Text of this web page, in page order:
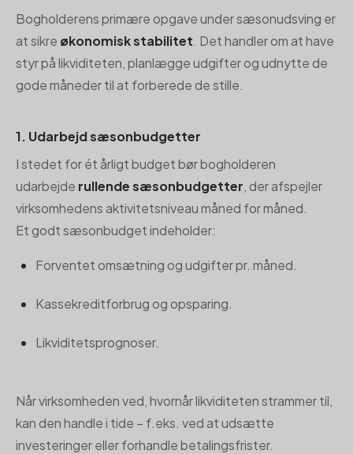
Bogholderens primære opgave under sæsonudsving er
at sikre økonomisk stabilitet. Det handler om at have
styr på likviditeten, planlægge udgifter og udnytte de
gode måneder til at forberede de stille.
1. Udarbejd sæsonbudgetter
I stedet for ét årligt budget bør bogholderen
udarbejde rullende sæsonbudgetter, der afspejler
virksomhedens aktivitetsniveau måned for måned.
Et godt sæsonbudget indeholder:
Forventet omsætning og udgifter pr. måned.
Kassekreditforbrug og opsparing.
Likviditetsprognoser.
Når virksomheden ved, hvornår likviditeten strammer til,
kan den handle i tide – f.eks. ved at udsætte
investeringer eller forhandle betalingsfrister.